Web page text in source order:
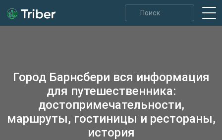
Город Барнсбери вся информация
для путешественника:
достопримечательности,
маршруты, гостиницы и рестораны,
история